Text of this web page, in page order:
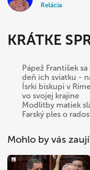
Relácia
KRÁTKE
Pápež František
deň ich sviatku -
Ísrki biskupi v
vo svojej krajine
Modlitby matiek
Farský ples o
Mohlo by vás